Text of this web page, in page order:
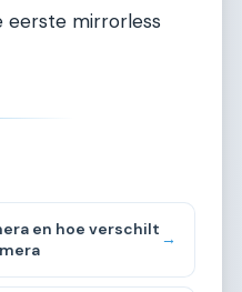
eerste mirrorless
en hoe verschilt
→